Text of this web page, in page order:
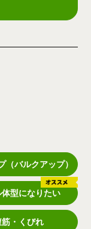
（バルクアップ）
体型になりたい
筋・くびれ